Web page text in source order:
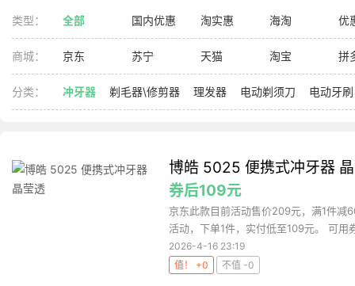
类型： 全部 国内优惠 淘实惠 海淘 优
商城： 京东 苏宁 天猫 淘宝 拼
分类： 冲牙器 剃毛器\修剪器 理发器 电动剃须刀 电动牙刷
博皓 5025 便携式冲牙器
券后109元
京东此款目前活动售价209元，满1件减
活动，下单1件，实付低至109元。 可用
2026-4-16 23:19
值！ +0
不值 -0